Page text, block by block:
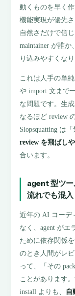
動くものを早く
機能実現が優先
自然さだけで信
maintainer が誰
り込みやすくなり
これは人手の単
や import 文まで
な問題です。生
なるほど review
Slopsquatting は
review を飛ばし
合います。
agent 型ツ
流れでも混
近年の AI コーデ
なく、agent がエ
ために依存関係
のとき人間がレ
って、「その
ことがあります
install よりも、
自